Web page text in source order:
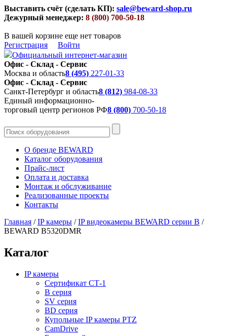
Выставить счёт (сделать КП): sale@beward-shop.ru
Дежурный менеджер: 8 (800) 700-50-18
В вашей корзине еще нет товаров
Регистрация
Войти
Официальный интернет-магазин
Офис - Склад - Сервис
Москва и область8 (495) 227-01-33
Офис - Склад - Сервис
Санкт-Петербург и область8 (812) 984-08-33
Единый информационно-
торговый центр регионов РФ8 (800) 700-50-18
О бренде BEWARD
Каталог оборудования
Прайс-лист
Оплата и доставка
Монтаж и обслуживание
Реализованные проекты
Контакты
Главная /IP камеры /IP видеокамеры BEWARD серии B /
BEWARD B5320DMR
Каталог
IP камеры
Сертификат СТ-1
B серия
SV серия
BD серия
Купольные IP камеры PTZ
CamDrive